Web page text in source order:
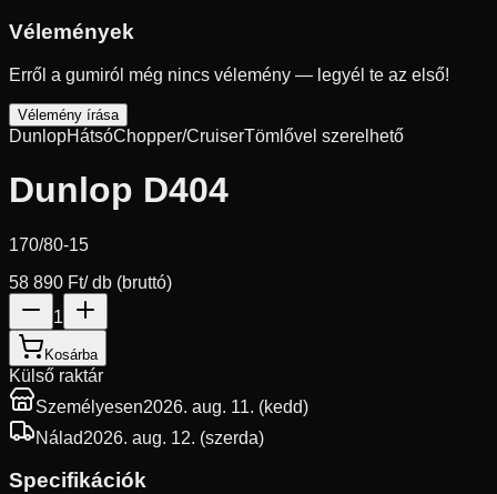
Vélemények
Erről a gumiról még nincs vélemény — legyél te az első!
Vélemény írása
DunlopHátsóChopper/CruiserTömlővel szerelhető
Dunlop D404
170/80-15
58 890 Ft/ db (bruttó)
1
Kosárba
Külső raktár
Személyesen2026. aug. 11. (kedd)
Nálad2026. aug. 12. (szerda)
Specifikációk